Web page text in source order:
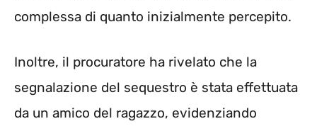
complessa di quanto inizialmente percepito.
Inoltre, il procuratore ha rivelato che la
segnalazione del sequestro è stata effettuata
da un amico del ragazzo, evidenziando